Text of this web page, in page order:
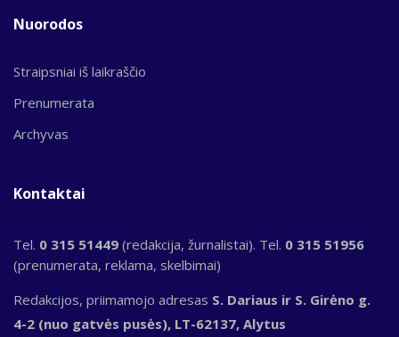
Nuorodos
Straipsniai iš laikraščio
Prenumerata
Archyvas
Kontaktai
Tel. 0 315 51449 (redakcija, žurnalistai). Tel. 0 315 51956
(prenumerata, reklama, skelbimai)
Redakcijos, priimamojo adresas S. Dariaus ir S. Girėno g.
4-2 (nuo gatvės pusės), LT-62137, Alytus